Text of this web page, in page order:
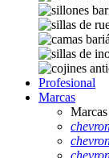
Profesional
Marcas